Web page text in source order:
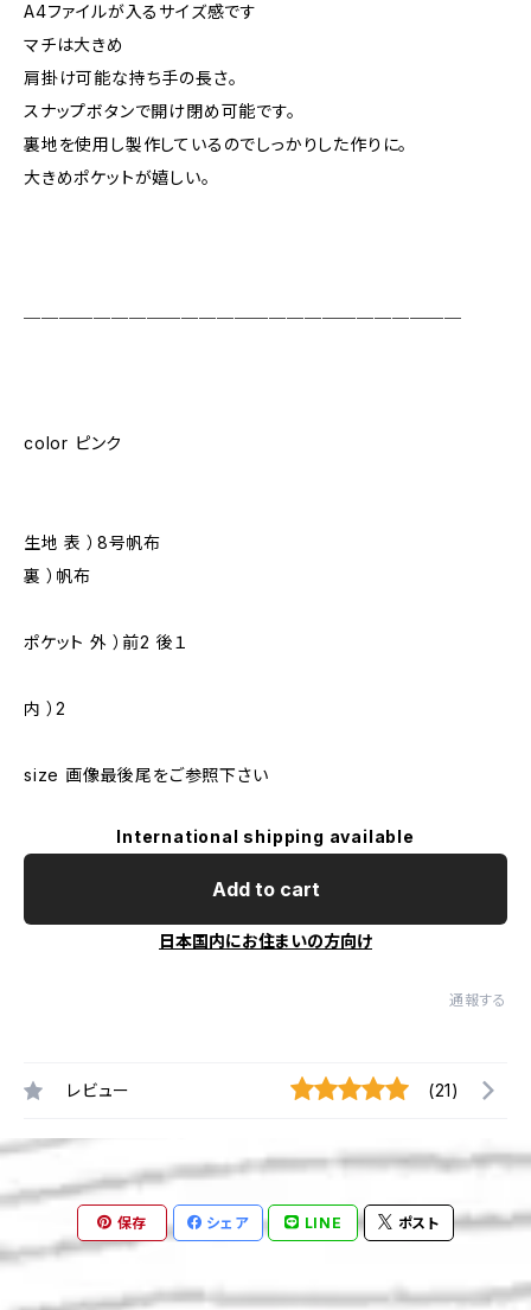
A4ファイルが入るサイズ感です
マチは大きめ
肩掛け可能な持ち手の長さ。
スナップボタンで開け閉め可能です。
裏地を使用し製作しているのでしっかりした作りに。
大きめポケットが嬉しい。
color ピンク
生地 表 ）8号帆布
裏 ）帆布
ポケット 外 ）前2 後１
内 ）2
size 画像最後尾をご参照下さい
International shipping available
Add to cart
日本国内にお住まいの方向け
通報する
レビュー (21)
保存 シェア LINE ポスト